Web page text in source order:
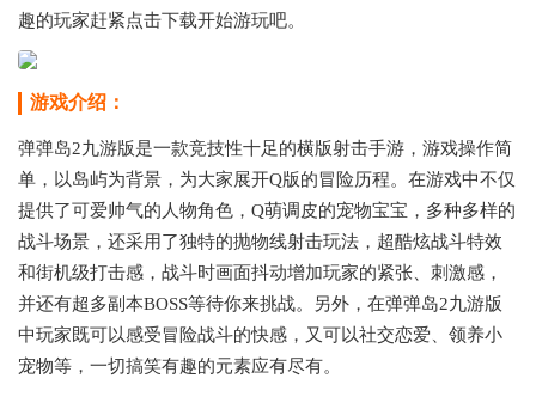
趣的玩家赶紧点击下载开始游玩吧。
游戏介绍：
弹弹岛2九游版是一款竞技性十足的横版射击手游，游戏操作简
单，以岛屿为背景，为大家展开Q版的冒险历程。在游戏中不仅
提供了可爱帅气的人物角色，Q萌调皮的宠物宝宝，多种多样的
战斗场景，还采用了独特的抛物线射击玩法，超酷炫战斗特效
和街机级打击感，战斗时画面抖动增加玩家的紧张、刺激感，
并还有超多副本BOSS等待你来挑战。另外，在弹弹岛2九游版
中玩家既可以感受冒险战斗的快感，又可以社交恋爱、领养小
宠物等，一切搞笑有趣的元素应有尽有。